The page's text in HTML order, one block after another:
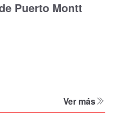
Puerto Montt
Ver más